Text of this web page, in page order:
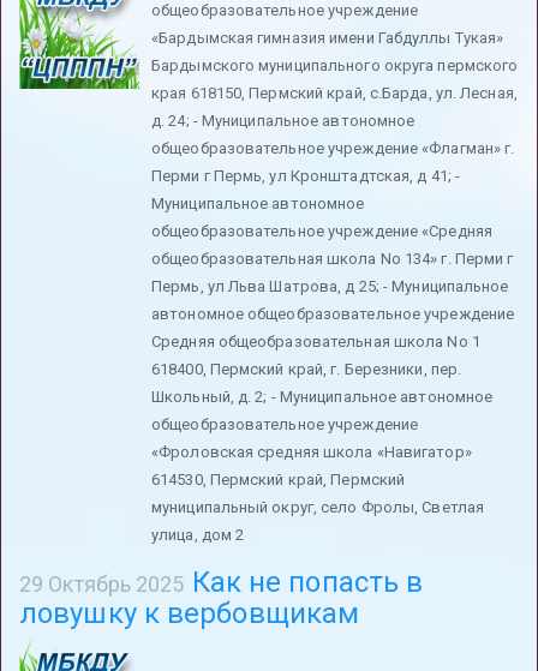
общеобразовательное учреждение
«Бардымская гимназия имени Габдуллы Тукая»
Бардымского муниципального округа пермского
края 618150, Пермский край, с.Барда, ул. Лесная,
д. 24; - Муниципальное автономное
общеобразовательное учреждение «Флагман» г.
Перми г Пермь, ул Кронштадтская, д 41; -
Муниципальное автономное
общеобразовательное учреждение «Средняя
общеобразовательная школа No 134» г. Перми г
Пермь, ул Льва Шатрова, д 25; - Муниципальное
автономное общеобразовательное учреждение
Средняя общеобразовательная школа No 1
618400, Пермский край, г. Березники, пер.
Школьный, д. 2; - Муниципальное автономное
общеобразовательное учреждение
«Фроловская средняя школа «Навигатор»
614530, Пермский край, Пермский
муниципальный округ, село Фролы, Светлая
улица, дом 2
29 Октябрь 2025 Как не попасть в
ловушку к вербовщикам